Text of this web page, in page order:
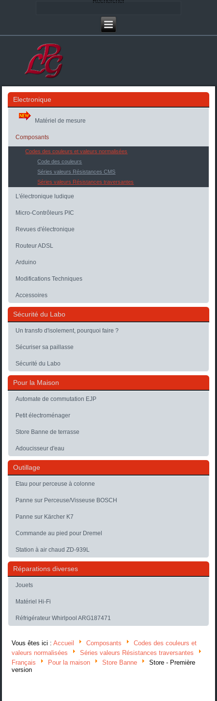
Electronique
Matériel de mesure
Composants
Codes des couleurs et valeurs normalisées
Code des couleurs
Séries valeurs Résistances CMS
Séries valeurs Résistances traversantes
L'électronique ludique
Micro-Contrôleurs PIC
Revues d'électronique
Routeur ADSL
Arduino
Modifications Techniques
Accessoires
Sécurité du Labo
Un transfo d'isolement, pourquoi faire ?
Sécuriser sa paillasse
Sécurité du Labo
Pour la Maison
Automate de commutation EJP
Petit électroménager
Store Banne de terrasse
Adoucisseur d'eau
Outillage
Etau pour perceuse à colonne
Panne sur Perceuse/Visseuse BOSCH
Panne sur Kärcher K7
Commande au pied pour Dremel
Station à air chaud ZD-939L
Réparations diverses
Jouets
Matériel Hi-Fi
Réfrigérateur Whirlpool ARG187471
Vous êtes ici :Accueil Composants
Codes des couleurs et
valeurs normalisées
Séries valeurs Résistances traversantes
Français
Pour la maison Store Banne
Store - Première
version